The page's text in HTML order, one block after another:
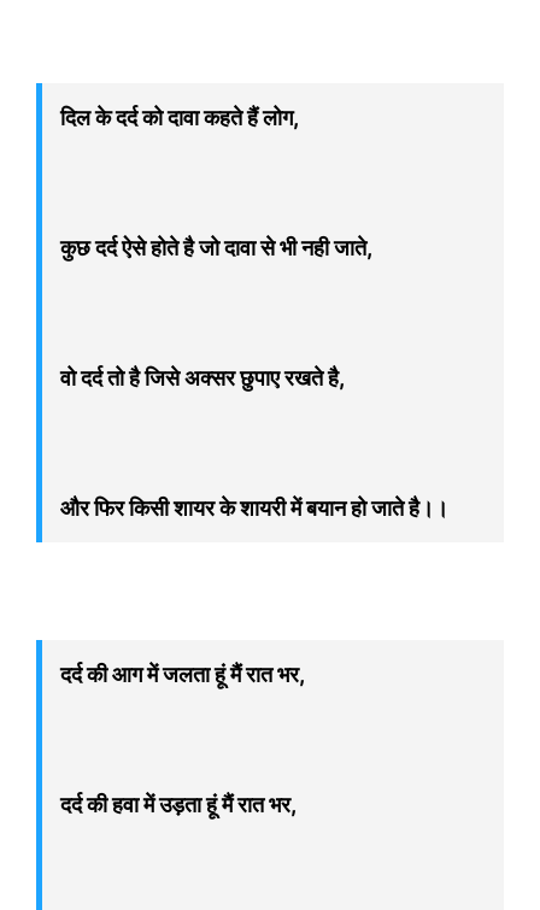
दिल के दर्द को दावा कहते हैं लोग,
कुछ दर्द ऐसे होते है जो दावा से भी नही जाते,
वो दर्द तो है जिसे अक्सर छुपाए रखते है,
और फिर किसी शायर के शायरी में बयान हो जाते है।।
दर्द की आग में जलता हूं मैं रात भर,
दर्द की हवा में उड़ता हूं मैं रात भर,